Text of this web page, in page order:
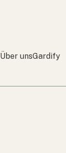
Über unsGardify